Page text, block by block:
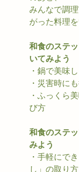
みんなで調
がった料理を
和食のステ
いてみよう
・鍋で美味
・災害時に
・ふっくら
び方
和食のステ
みよう
・手軽にで
し」の取り方